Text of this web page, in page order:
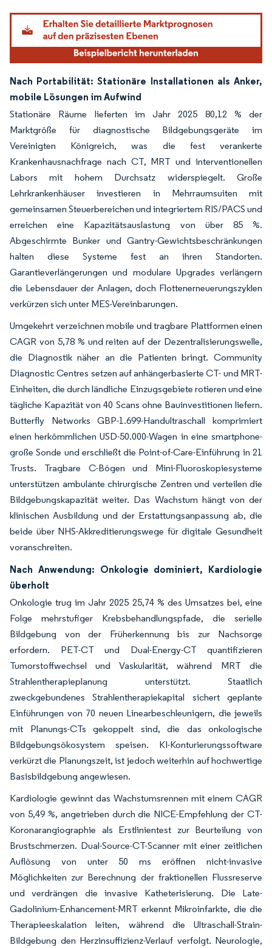
Nach Portabilität: Stationäre Installationen als Anker,
mobile Lösungen im Aufwind
Stationäre Räume lieferten im Jahr 2025 80,12 % der
Marktgröße für diagnostische Bildgebungsgeräte im
Vereinigten Königreich, was die fest verankerte
Krankenhausnachfrage nach CT, MRT und interventionellen
Labors mit hohem Durchsatz widerspiegelt. Große
Lehrkrankenhäuser investieren in Mehrraumsuiten mit
gemeinsamen Steuerbereichen und integriertem RIS/PACS und
erreichen eine Kapazitätsauslastung von über 85 %.
Abgeschirmte Bunker und Gantry-Gewichtsbeschränkungen
halten diese Systeme fest an ihren Standorten.
Garantieverlängerungen und modulare Upgrades verlängern
die Lebensdauer der Anlagen, doch Flottenerneuerungszyklen
verkürzen sich unter MES-Vereinbarungen.
Umgekehrt verzeichnen mobile und tragbare Plattformen einen
CAGR von 5,78 % und reiten auf der Dezentralisierungswelle,
die Diagnostik näher an die Patienten bringt. Community
Diagnostic Centres setzen auf anhängerbasierte CT- und MRT-
Einheiten, die durch ländliche Einzugsgebiete rotieren und eine
tägliche Kapazität von 40 Scans ohne Bauinvestitionen liefern.
Butterfly Networks GBP-1.699-Handultraschall komprimiert
einen herkömmlichen USD-50.000-Wagen in eine smartphone-
große Sonde und erschließt die Point-of-Care-Einführung in 21
Trusts. Tragbare C-Bögen und Mini-Fluoroskopiesysteme
unterstützen ambulante chirurgische Zentren und verteilen die
Bildgebungskapazität weiter. Das Wachstum hängt von der
klinischen Ausbildung und der Erstattungsanpassung ab, die
beide über NHS-Akkreditierungswege für digitale Gesundheit
voranschreiten.
Nach Anwendung: Onkologie dominiert, Kardiologie
überholt
Onkologie trug im Jahr 2025 25,74 % des Umsatzes bei, eine
Folge mehrstufiger Krebsbehandlungspfade, die serielle
Bildgebung von der Früherkennung bis zur Nachsorge
erfordern. PET-CT und Dual-Energy-CT quantifizieren
Tumorstoffwechsel und Vaskularität, während MRT die
Strahlentherapieplanung unterstützt. Staatlich
zweckgebundenes Strahlentherapiekapital sichert geplante
Einführungen von 70 neuen Linearbeschleunigern, die jeweils
mit Planungs-CTs gekoppelt sind, die das onkologische
Bildgebungsökosystem speisen. KI-Konturierungssoftware
verkürzt die Planungszeit, ist jedoch weiterhin auf hochwertige
Basisbildgebung angewiesen.
Kardiologie gewinnt das Wachstumsrennen mit einem CAGR
von 5,49 %, angetrieben durch die NICE-Empfehlung der CT-
Koronarangiographie als Erstlinientest zur Beurteilung von
Brustschmerzen. Dual-Source-CT-Scanner mit einer zeitlichen
Auflösung von unter 50 ms eröffnen nicht-invasive
Möglichkeiten zur Berechnung der fraktionellen Flussreserve
und verdrängen die invasive Katheterisierung. Die Late-
Gadolinium-Enhancement-MRT erkennt Mikroinfarkte, die die
Therapieeskalation leiten, während die Ultraschall-Strain-
Bildgebung den Herzinsuffizienz-Verlauf verfolgt. Neurologie,